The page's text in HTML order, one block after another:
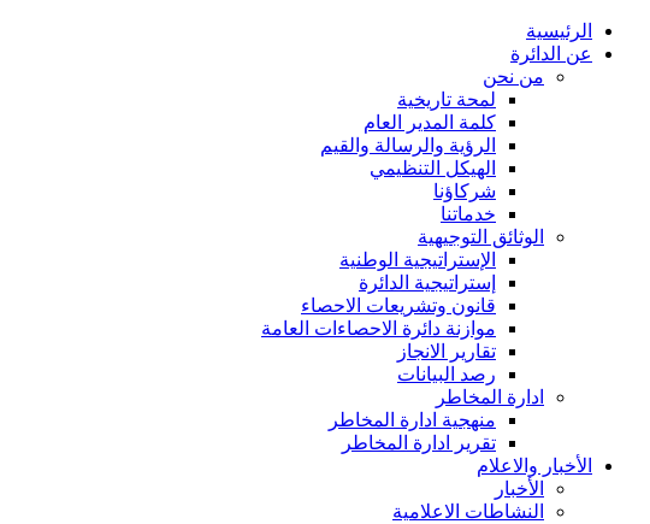
الرئيسية
عن الدائرة
من نحن
لمحة تاريخية
كلمة المدير العام
الرؤية والرسالة والقيم
الهيكل التنظيمي
شركاؤنا
خدماتنا
الوثائق التوجيهية
الإستراتيجية الوطنية
إستراتيجية الدائرة
قانون وتشريعات الاحصاء
موازنة دائرة الاحصاءات العامة
تقارير الانجاز
رصد البيانات
ادارة المخاطر
منهجية ادارة المخاطر
تقرير ادارة المخاطر
الأخبار والاعلام
الأخبار
النشاطات الاعلامية